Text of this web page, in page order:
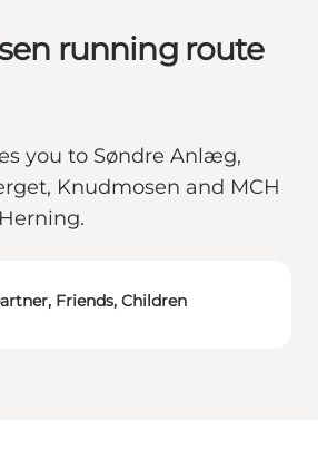
running route
you to Søndre Anlæg,
Knudmosen and MCH
Friends, Children